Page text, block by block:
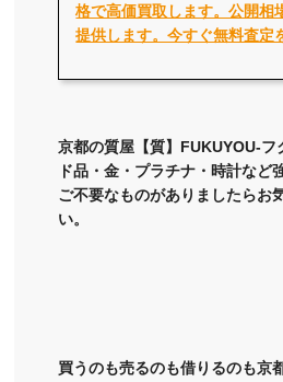
格で高価買取します。公開相
提供します。今すぐ無料査定
京都の質屋【質】FUKUYOU-フ
ド品・金・プラチナ・時計など
ご不要なものがありましたらお
い。
買うのも売るのも借りるのも京